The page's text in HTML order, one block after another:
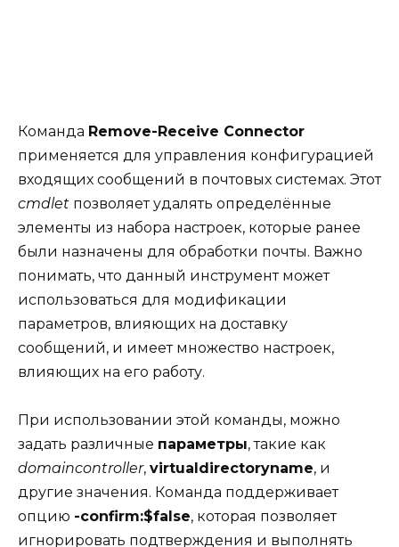
Команда Remove-Receive Connector
применяется для управления конфигурацией
входящих сообщений в почтовых системах. Этот
cmdlet позволяет удалять определённые
элементы из набора настроек, которые ранее
были назначены для обработки почты. Важно
понимать, что данный инструмент может
использоваться для модификации
параметров, влияющих на доставку
сообщений, и имеет множество настроек,
влияющих на его работу.
При использовании этой команды, можно
задать различные параметры, такие как
domaincontroller, virtualdirectoryname, и
другие значения. Команда поддерживает
опцию -confirm:$false, которая позволяет
игнорировать подтверждения и выполнять